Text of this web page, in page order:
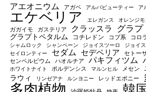
アエオニウム アガベ アルバビューティー ア
エケベリア エレガンス オレンジモ
ガガイモ ガステリア クラッスラ グラプ
グラプトペタルム コチレドン コブ系 コロ
シャムロック シャンペーン ジョイスツーロ
ジョイ
セイロンティー
セダム セデベリア セトー
センペルビウム
ハオルチア パキフィツム
ホワイトナイト ポルデンシス マルンヒル メセン
ラウィ
リンゼアナ ルンヨニー レッドエボニー